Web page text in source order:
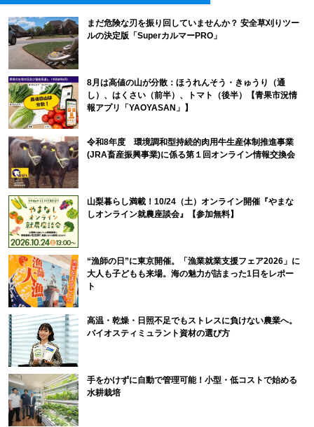
まだ危険な刃を振り回していませんか？ 安全草刈りツー
ルの決定版「SuperカルマーPRO」
8月は高値の山が分散：ほうれんそう・きゅうり（通
し）、はくさい（前半）、トマト（後半）【青果市況情
報アプリ「YAOYASAN」】
令和8年度 環境調和型持続的肉用牛生産体制推進事業
(JRA畜産振興事業)に係る第１回オンライン情報交換会
山梨暮らし満載！10/24（土）オンライン開催『やまな
しオンライン就農座談会』【参加無料】
“漁師の日”に東京開催。「漁業就業支援フェア2026」に
大人も子どもも来場。海の魅力が詰まった1日をレポー
ト
高温・乾燥・日照不足でもストレスに負けない農業へ。
バイオスティミュラント資材の選び方
手をかけずに自動で管理可能！小型・低コストで始める
水耕栽培